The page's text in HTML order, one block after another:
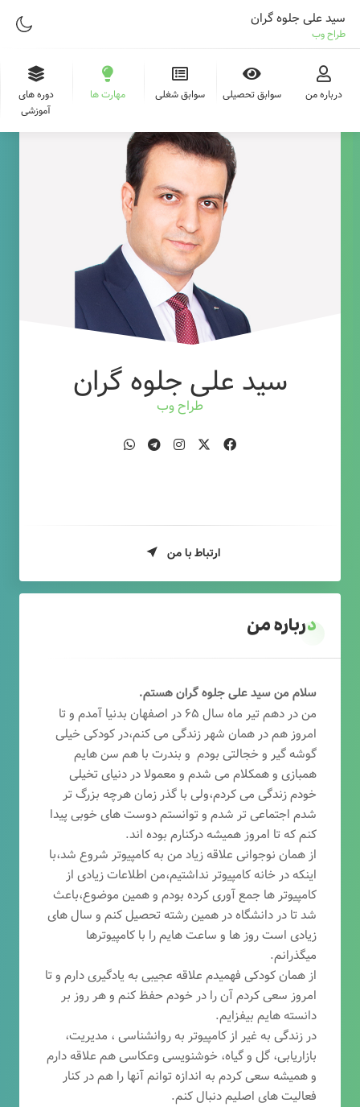
سید علی جلوه گران
طراح وب
درباره من سوابق تحصیلی سوابق شغلی مهارت ها
دوره های
آموزشی
سید علی جلوه گران
طراح وب
ارتباط با من
درباره من
سلام من سید علی جلوه گران هستم.
من در دهم تیر ماه سال ۶۵ در اصفهان بدنیا آمدم و تا
امروز هم در همان شهر زندگی می کنم،در کودکی خیلی
گوشه گیر و خجالتی بودم و بندرت با هم سن هایم
همبازی و همکلام می شدم و معمولا در دنیای تخیلی
خودم زندگی می کردم،ولی با گذر زمان هرچه بزرگ تر
شدم اجتماعی تر شدم و توانستم دوست های خوبی پیدا
کنم که تا امروز همیشه درکنارم بوده اند.
از همان نوجوانی علاقه زیاد من به کامپیوتر شروع شد،با
اینکه در خانه کامپیوتر نداشتیم،من اطلاعات زیادی از
کامپیوتر ها جمع آوری کرده بودم و همین موضوع،باعث
شد تا در دانشگاه در همین رشته تحصیل کنم و سال های
زیادی است روز ها و ساعت هایم را با کامپیوترها
میگذرانم.
از همان کودکی فهمیدم علاقه عجیبی به یادگیری دارم و تا
امروز سعی کردم آن را در خودم حفظ کنم و هر روز بر
دانسته هایم بیفزایم.
در زندگی به غیر از کامپیوتر به روانشناسی ، مدیریت،
بازاریابی، گل و گیاه، خوشنویسی وعکاسی هم علاقه دارم
و همیشه سعی کردم به اندازه توانم آنها را هم در کنار
فعالیت های اصلیم دنبال کنم.